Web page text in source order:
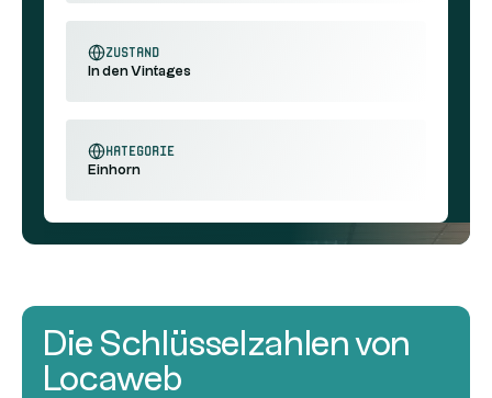
Zustand
In den Vintages
Kategorie
Einhorn
Die Schlüsselzahlen von
Locaweb